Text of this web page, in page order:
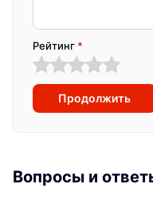
Рейтинг *
Продолжить
Вопросы и